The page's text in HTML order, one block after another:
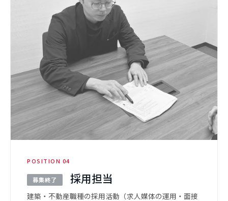
POSITION 04
募集終了 採用担当
建築・不動産職種の採用活動（求人媒体の運用・面接